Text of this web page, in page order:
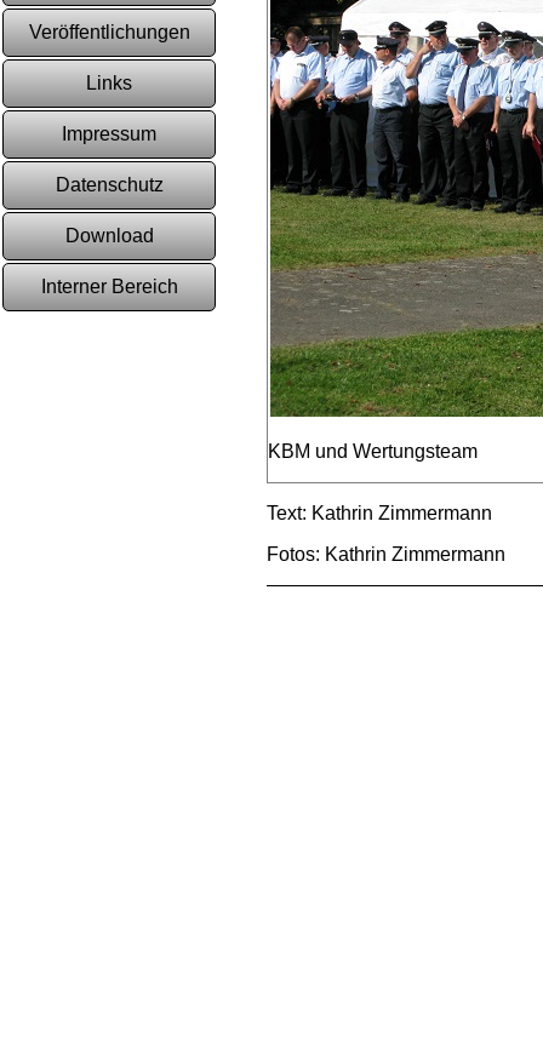
Veröffentlichungen
Links
Impressum
Datenschutz
Download
Interner Bereich
KBM und Wertungsteam
Text: Kathrin Zimmermann
Fotos: Kathrin Zimmermann